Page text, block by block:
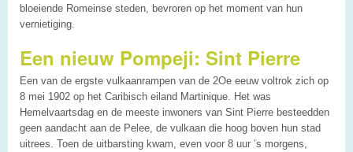
bloeiende Romeinse steden, bevroren op het moment van hun
vernietiging.
Een nieuw Pompeji: Sint Pierre
Een van de ergste vulkaanrampen van de 2Oe eeuw voltrok zich op
8 mei 1902 op het Caribisch eiland Martinique. Het was
Hemelvaartsdag en de meeste inwoners van Sint Pierre besteedden
geen aandacht aan de Pelee, de vulkaan die hoog boven hun stad
uitrees. Toen de uitbarsting kwam, even voor 8 uur ’s morgens,